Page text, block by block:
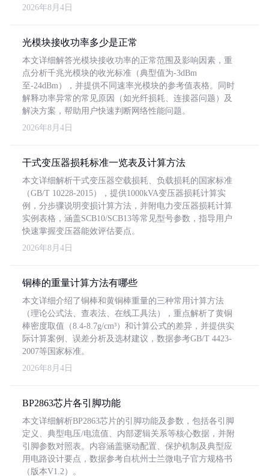
2026年8月4日
光模块接收功率多少是正常
本文详细解答光模块接收功率的正常范围及影响因素，重
点分析千兆光模块的收光标准（典型值为-3dBm
至-24dBm），并提供不同速率光模块的参考值表格。同时
解释功率异常的常见原因（如光纤损耗、连接器问题）及
解决方案，帮助用户快速判断网络性能问题。
2026年8月4日
干式变压器损耗标准一览表及计算方法
本文详细解析干式变压器空载损耗、负载损耗的国家标准
（GB/T 10228-2015），提供1000kVA变压器损耗计算实
例，分步骤说明变损计算方法，并附电力变压器损耗计算
实例表格，涵盖SCB10/SCB13等常见型号参数，指导用户
快速掌握变压器能效评估要点。
2026年8月4日
铜棒的重量计算方法有哪些
本文详细介绍了铜棒和黄铜棒重量的三种常用计算方法
（理论公式法、查表法、在线工具法），重点解析了黄铜
棒密度取值（8.4-8.7g/cm³）和计算公式的差异，并提供实
际计算案例、误差分析及选材建议，数据参考GB/T 4423-
2007等国家标准。
2026年8月4日
BP2863芯片各引脚功能
本文详细解析BP2863芯片的引脚功能及参数，包括各引脚
定义、典型电压/电流值、内部逻辑关系等核心数据，并附
引脚参数对照表。内容涵盖驱动配置、保护机制及典型应
用电路设计要点，数据参考自杭州士兰微电子官方规格书
（版本V1.2）。